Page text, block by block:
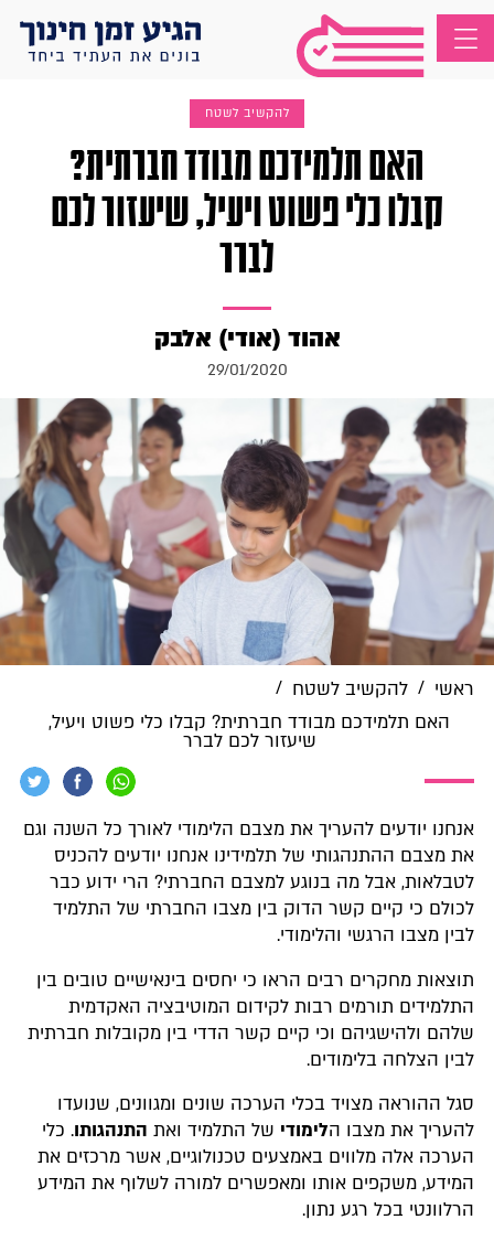
להקשיב לשטח
האם תלמידכם מבודד חברתית?
קבלו כלי פשוט ויעיל, שיעזור לכם
לברר
אהוד (אודי) אלבק
29/01/2020
ראשי / להקשיב לשטח /
האם תלמידכם מבודד חברתית? קבלו כלי פשוט ויעיל,
שיעזור לכם לברר
אנחנו יודעים להעריך את מצבם הלימודי לאורך כל השנה וגם
את מצבם ההתנהגותי של תלמידינו אנחנו יודעים להכניס
לטבלאות, אבל מה בנוגע למצבם החברתי? הרי ידוע כבר
לכולם כי קיים קשר הדוק בין מצבו החברתי של התלמיד
לבין מצבו הרגשי והלימודי.
תוצאות מחקרים רבים הראו כי יחסים בינאישיים טובים בין
התלמידים תורמים רבות לקידום המוטיבציה האקדמית
שלהם ולהישגיהם וכי קיים קשר הדדי בין מקובלות חברתית
לבין הצלחה בלימודים.
סגל ההוראה מצויד בכלי הערכה שונים ומגוונים, שנועדו
להעריך את מצבו הלימודי של התלמיד ואת התנהגותו. כלי
הערכה אלה מלווים באמצעים טכנולוגיים, אשר מרכזים את
המידע, משקפים אותו ומאפשרים למורה לשלוף את המידע
הרלוונטי בכל רגע נתון.